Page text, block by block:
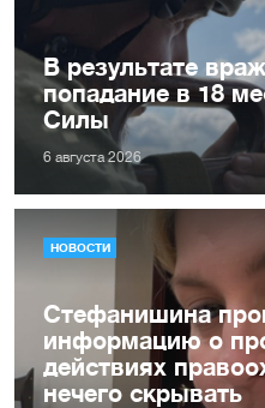
В результате
попадание в 18
Силы
6 августа 2026
НОВОСТИ
Стефанишина
информацию о
действиях
нечего скрывать